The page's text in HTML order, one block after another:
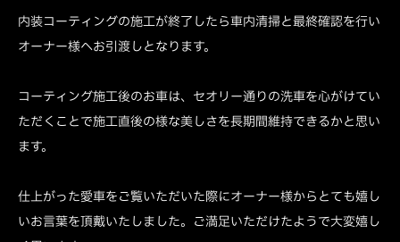
内装コーティングの施工が終了したら車内清掃と最終確認を行い
オーナー様へお引渡しとなります。
コーティング施工後のお車は、セオリー通りの洗車を心がけてい
ただくことで施工直後の様な美しさを長期間維持できるかと思い
ます。
仕上がった愛車をご覧いただいた際にオーナー様からとても嬉し
いお言葉を頂戴いたしました。ご満足いただけたようで大変嬉し